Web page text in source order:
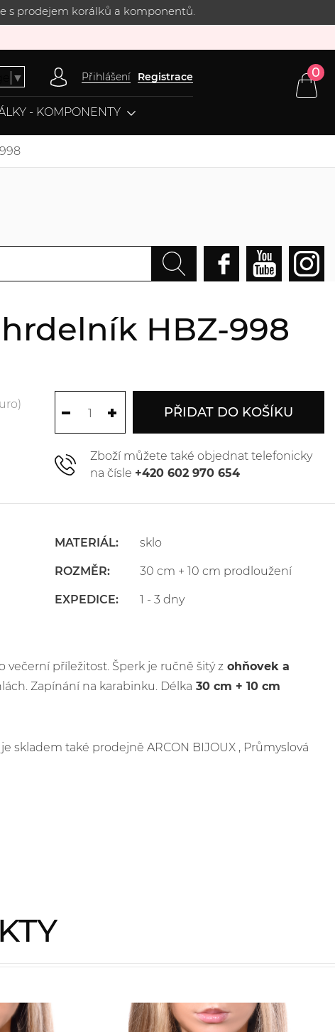
s prodejem korálků a komponentů.
▼ Přihlášení Registrace 0
- KOMPONENTY
HBZ-998
PŘIDAT DO KOŠÍKU
Zboží můžete také objednat telefonicky
na čísle +420 602 970 654
MATERIÁL: sklo
ROZMĚR: 30 cm + 10 cm prodloužení
EXPEDICE: 1 - 3 dny
večerní příležitost. Šperk je ručně šitý zohňovek a
Zapínání na karabinku. Délka 30 cm + 10 cm
skladem také prodejně ARCON BIJOUX , Průmyslová